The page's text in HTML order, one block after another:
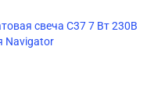
свеча C37 7 Вт 230В
Navigator